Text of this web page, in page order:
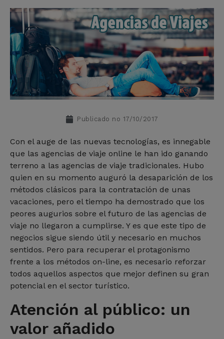
Publicado no 17/10/2017
Con el auge de las nuevas tecnologías, es innegable
que las agencias de viaje online le han ido ganando
terreno a las agencias de viaje tradicionales. Hubo
quien en su momento auguró la desaparición de los
métodos clásicos para la contratación de unas
vacaciones, pero el tiempo ha demostrado que los
peores augurios sobre el futuro de las agencias de
viaje no llegaron a cumplirse. Y es que este tipo de
negocios sigue siendo útil y necesario en muchos
sentidos. Pero para recuperar el protagonismo
frente a los métodos on-line, es necesario reforzar
todos aquellos aspectos que mejor definen su gran
potencial en el sector turístico.
Atención al público: un
valor añadido